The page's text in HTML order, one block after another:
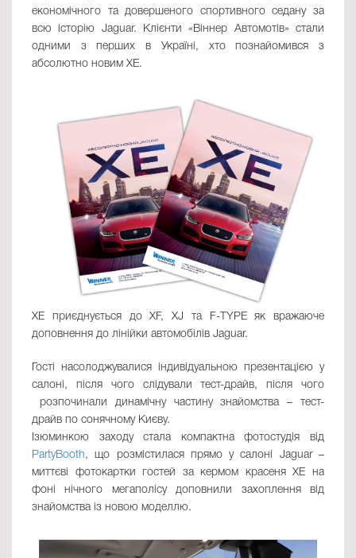
економічного та довершеного спортивного седану за
всю історію Jaguar. Клієнти «Віннер Автомотів» стали
одними з перших в Україні, хто познайомився з
абсолютно новим XE.
XE приєднується до XF, XJ та F-TYPE як вражаюче
доповнення до лінійки автомобілів Jaguar.
Гості насолоджувалися індивідуальною презентацією у
салоні, після чого слідували тест-драйв, після чого
розпочинали динамічну частину знайомства – тест-
драйв по сонячному Києву.
Ізюминкою заходу стала компактна фотостудія від
PartyBooth, що розмістилася прямо у салоні Jaguar –
миттєві фотокартки гостей за кермом красеня XE на
фоні нічного мегаполісу доповнили захоплення від
знайомства із новою моделлю.